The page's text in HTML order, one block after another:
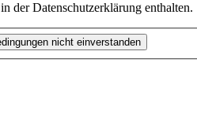
der Datenschutzerklärung enthalten.